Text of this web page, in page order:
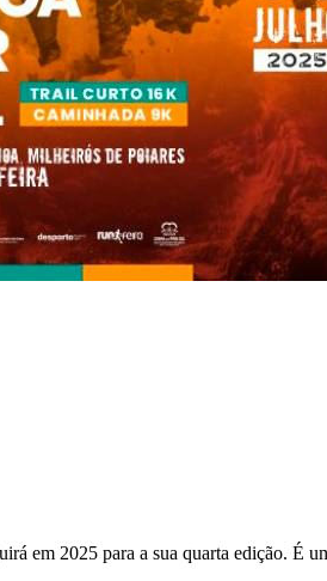
em 2025 para a sua quarta edição. É